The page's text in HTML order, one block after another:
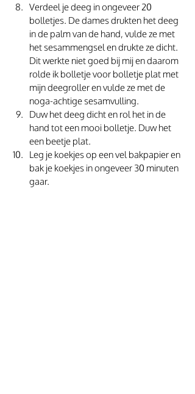
Verdeel je deeg in ongeveer 20
bolletjes. De dames drukten het deeg
in de palm van de hand, vulde ze met
het sesammengsel en drukte ze dicht.
Dit werkte niet goed bij mij en daarom
rolde ik bolletje voor bolletje plat met
mijn deegroller en vulde ze met de
noga-achtige sesamvulling.
Duw het deeg dicht en rol het in de
hand tot een mooi bolletje. Duw het
een beetje plat.
Leg je koekjes op een vel bakpapier en
bak je koekjes in ongeveer 30 minuten
gaar.